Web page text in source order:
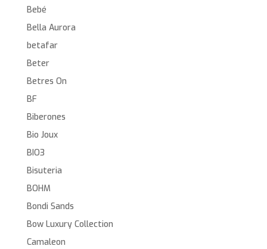
Bebé
Bella Aurora
betafar
Beter
Betres On
BF
Biberones
Bio Joux
BIO3
Bisuteria
BOHM
Bondi Sands
Bow Luxury Collection
Camaleon